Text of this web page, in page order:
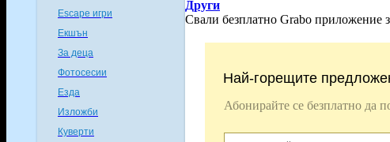
Други
Свали безплатно Grabo приложение
Най-горещите
Абонирайте се безплатно да
Escape игри 8
Екшън
За деца
Фотосесии
Езда
Изложби
Куверти